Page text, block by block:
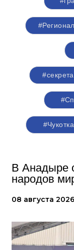
#Чукотка
В Анадыре
народов
08 августа